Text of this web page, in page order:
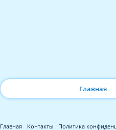
Главная
Главная Контакты
Политика